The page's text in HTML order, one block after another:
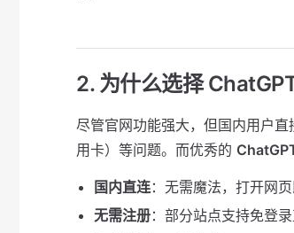
2. 为什么选择
尽管官网功能强大，但国内用户
用卡）等问题。而优秀的
国内直连：无需魔法，打开网页
无需注册：部分站点支持免登